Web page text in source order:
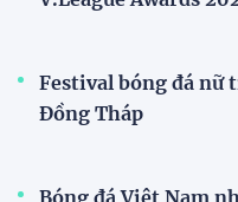
V.League Awards
Đội tuyển Việt